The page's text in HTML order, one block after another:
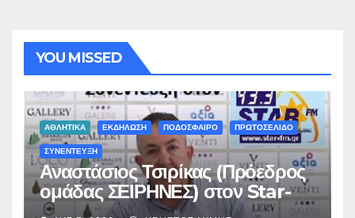
YOU MISSED
ΑΘΛΗΤΙΚΑ ΕΚΔΗΛΩΣΗ ΠΟΔΟΣΦΑΙΡΟ ΠΡΩΤΟΣΕΛΙΔΟ
ΣΥΝΕΝΤΕΥΞΗ
Αναστάσιος Τσιρίκας (Πρόεδρος
ομάδας ΣΕΙΡΗΝΕΣ) στον Star-
fm 93.3: «Το όνειρο έγινε